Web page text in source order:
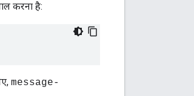
करना है:
message-